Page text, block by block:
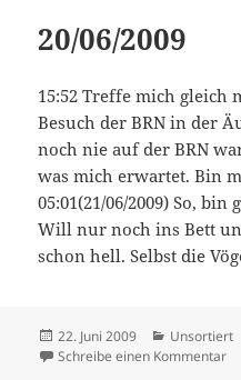
20/06/2009
15:52 Treffe mich
Besuch der BRN in der
noch nie auf der BRN
was mich erwartet. Bin
05:01(21/06/2009) So,
Will nur noch ins Bett
schon hell. Selbst die
Veröffentlicht
am
22. Juni 2009 Kategorien
Unsortiert
Schreibe einen Kommentar